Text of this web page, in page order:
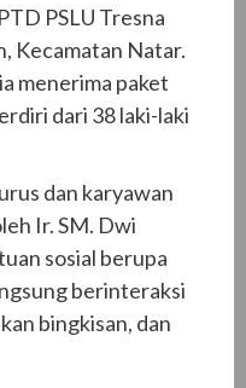
PSLU Tresna
Kecamatan Natar.
menerima paket
dari 38 laki-laki
dan karyawan
Ir. SM. Dwi
sosial berupa
berinteraksi
bingkisan, dan